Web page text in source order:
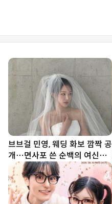
브브걸 민영, 웨딩 화보 깜짝 공
개…면사포 쓴 순백의 여신
[DA★]